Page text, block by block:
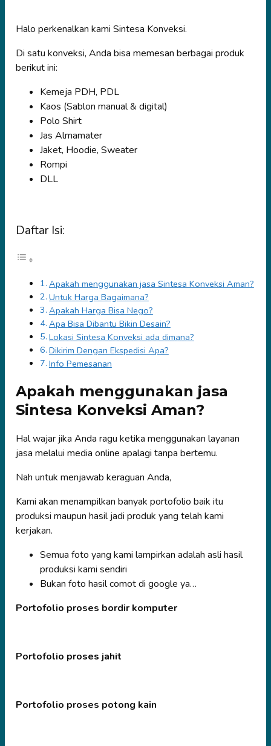
Halo perkenalkan kami Sintesa Konveksi.
Di satu konveksi, Anda bisa memesan berbagai produk
berikut ini:
Kemeja PDH, PDL
Kaos (Sablon manual & digital)
Polo Shirt
Jas Almamater
Jaket, Hoodie, Sweater
Rompi
DLL
Daftar Isi:
Apakah menggunakan jasa Sintesa Konveksi Aman?
Untuk Harga Bagaimana?
Apakah Harga Bisa Nego?
Apa Bisa Dibantu Bikin Desain?
Lokasi Sintesa Konveksi ada dimana?
Dikirim Dengan Ekspedisi Apa?
Info Pemesanan
Apakah menggunakan jasa
Sintesa Konveksi Aman?
Hal wajar jika Anda ragu ketika menggunakan layanan
jasa melalui media online apalagi tanpa bertemu.
Nah untuk menjawab keraguan Anda,
Kami akan menampilkan banyak portofolio baik itu
produksi maupun hasil jadi produk yang telah kami
kerjakan.
Semua foto yang kami lampirkan adalah asli hasil
produksi kami sendiri
Bukan foto hasil comot di google ya…
Portofolio proses bordir komputer
Portofolio proses jahit
Portofolio proses potong kain